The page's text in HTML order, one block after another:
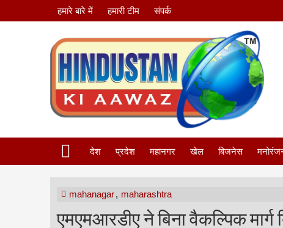
हमारे बारे में हमारी टीम संपर्क
देश प्रदेश महानगर खेल बिजनेस
mahanagar, maharashtra
एमएमआरडीए ने बिना वैकल्पिक मार्ग